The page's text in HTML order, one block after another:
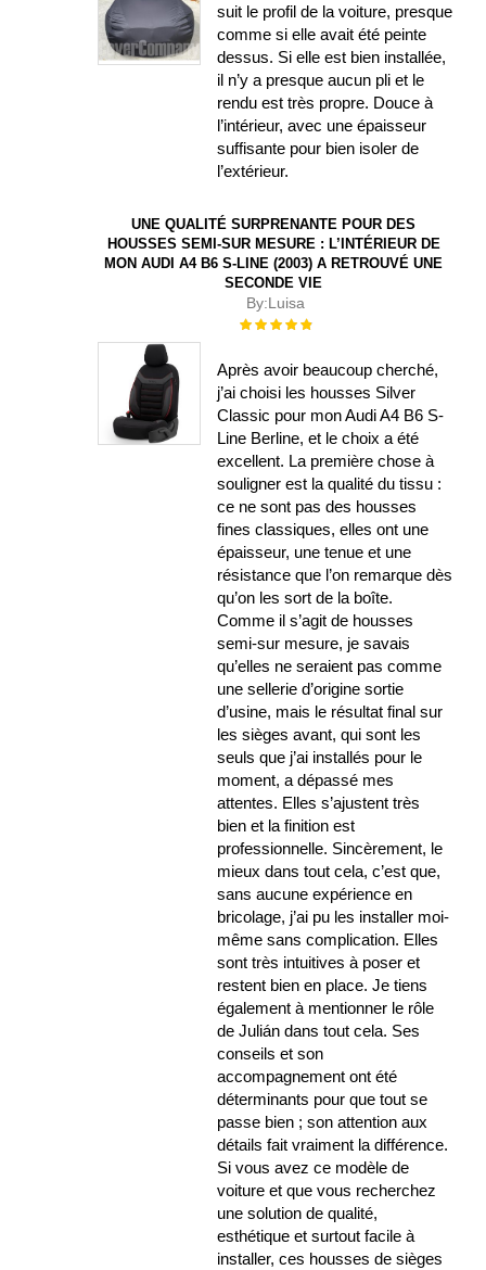
suit le profil de la voiture, presque
comme si elle avait été peinte
dessus. Si elle est bien installée,
il n’y a presque aucun pli et le
rendu est très propre. Douce à
l’intérieur, avec une épaisseur
suffisante pour bien isoler de
l’extérieur.
UNE QUALITÉ SURPRENANTE POUR DES
HOUSSES SEMI-SUR MESURE : L’INTÉRIEUR DE
MON AUDI A4 B6 S-LINE (2003) A RETROUVÉ UNE
SECONDE VIE
By:Luisa
Évaluation :
Après avoir beaucoup cherché,
j’ai choisi les housses Silver
Classic pour mon Audi A4 B6 S-
Line Berline, et le choix a été
excellent. La première chose à
souligner est la qualité du tissu :
ce ne sont pas des housses
fines classiques, elles ont une
épaisseur, une tenue et une
résistance que l’on remarque dès
qu’on les sort de la boîte.
Comme il s’agit de housses
semi-sur mesure, je savais
qu’elles ne seraient pas comme
une sellerie d’origine sortie
d’usine, mais le résultat final sur
les sièges avant, qui sont les
seuls que j’ai installés pour le
moment, a dépassé mes
attentes. Elles s’ajustent très
bien et la finition est
professionnelle. Sincèrement, le
mieux dans tout cela, c’est que,
sans aucune expérience en
bricolage, j’ai pu les installer moi-
même sans complication. Elles
sont très intuitives à poser et
restent bien en place. Je tiens
également à mentionner le rôle
de Julián dans tout cela. Ses
conseils et son
accompagnement ont été
déterminants pour que tout se
passe bien ; son attention aux
détails fait vraiment la différence.
Si vous avez ce modèle de
voiture et que vous recherchez
une solution de qualité,
esthétique et surtout facile à
installer, ces housses de sièges